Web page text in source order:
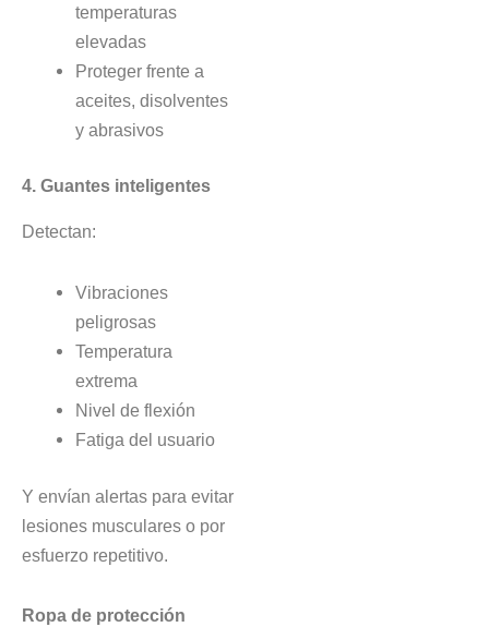
temperaturas
elevadas
Proteger frente a
aceites, disolventes
y abrasivos
4. Guantes inteligentes
Detectan:
Vibraciones
peligrosas
Temperatura
extrema
Nivel de flexión
Fatiga del usuario
Y envían alertas para evitar
lesiones musculares o por
esfuerzo repetitivo.
Ropa de protección